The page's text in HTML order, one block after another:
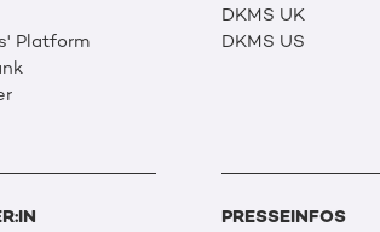
Platform
DKMS UK
DKMS US
PRESSEINFOS